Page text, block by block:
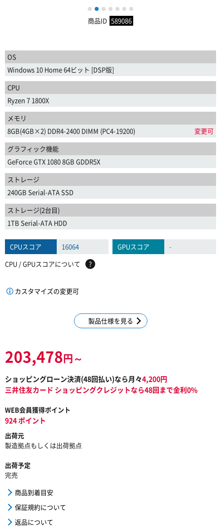
1 2 3 4 5 6
商品ID 589086
OS
Windows 10 Home 64ビット [DSP版]
CPU
Ryzen 7 1800X
メモリ
8GB(4GB×2) DDR4-2400 DIMM (PC4-19200)
変更可
グラフィック機能
GeForce GTX 1080 8GB GDDR5X
ストレージ
240GB Serial-ATA SSD
ストレージ(2台目)
1TB Serial-ATA HDD
CPUスコア 16064 GPUスコア
-
CPU / GPUスコアについて
?
カスタマイズの変更可
製品仕様を見る
203,478円～
ショッピングローン決済(48回払い)なら月々4,200円
三井住友カード ショッピングクレジットなら48回まで金利0%
WEB会員獲得ポイント
924 ポイント
出荷元
製造拠点もしくは出荷拠点
出荷予定
完売
商品到着目安
保証規約について
返品について